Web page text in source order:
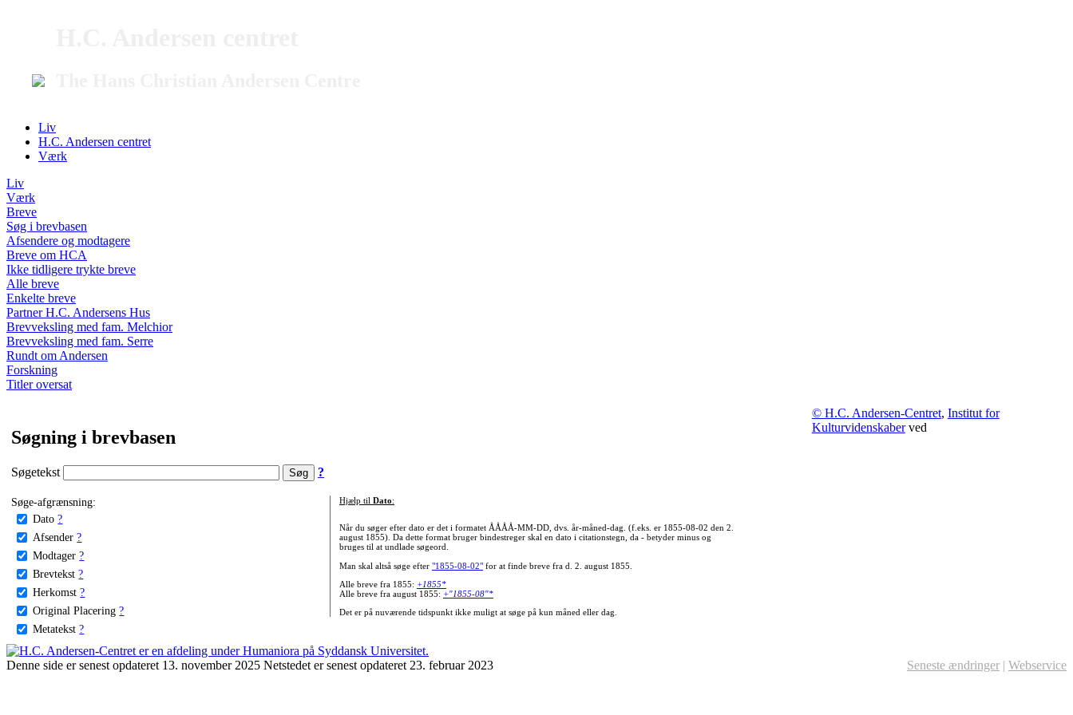
Liv
H.C. Andersen centret
Værk
Liv
Værk
Breve
Søg i brevbasen
Afsendere og modtagere
Breve om HCA
Ikke tidligere trykte breve
Alle breve
Enkelte breve
Partner H.C. Andersens Hus
Brevveksling med fam. Melchior
Brevveksling med fam. Serre
Rundt om Andersen
Forskning
Titler oversat
Søgning i brevbasen
Søgetekst ?
Søge-afgrænsning:
Dato ?
Afsender ?
Modtager ?
Brevtekst ?
Herkomst ?
Original Placering ?
Metatekst ?
Hjælp til Dato:
Når du søger efter dato er det i formatet ÅÅÅÅ-MM-DD, dvs. år-måned-dag. (f.eks. er 1855-08-02 den 2.
august 1855). Da dette format bruger bindestreger skal en dato i citationstegn, da - betyder minus og
bruges til at undlade søgeord.
Man skal altså søge efter "1855-08-02"for at finde breve fra d. 2. august 1855.
Alle breve fra 1855: +1855*
Alle breve fra august 1855: +"1855-08"*
Det er på nuværende tidspunkt ikke muligt at søge på kun måned eller dag.
© H.C. Andersen-Centret, Institut for
Kulturvidenskaberved
Denne side er senest opdateret 13. november 2025 Netstedet er senest opdateret 23. februar 2023 Seneste ændringer | Webservice